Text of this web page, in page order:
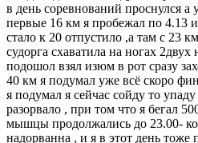
в день соревнований проснулся
первые 16 км я пробежал по 4.13
стало к 20 отпустило ,а там с 23
судорга схаватила на ногах
подошол взял изюм в рот сразу
40 км я подумал уже всё скоро
я подумал я сейчас сойду то
разорвало , при том что я бегал
мышцы продолжались до 23.00-
надорванна , и я в этот день